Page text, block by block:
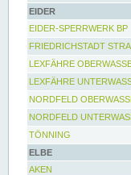
EIDER
EIDER-SPERRWERK BP
FRIEDRICHSTADT
LEXFÄHRE
LEXFÄHRE
NORDFELD
NORDFELD
TÖNNING
ELBE
AKEN